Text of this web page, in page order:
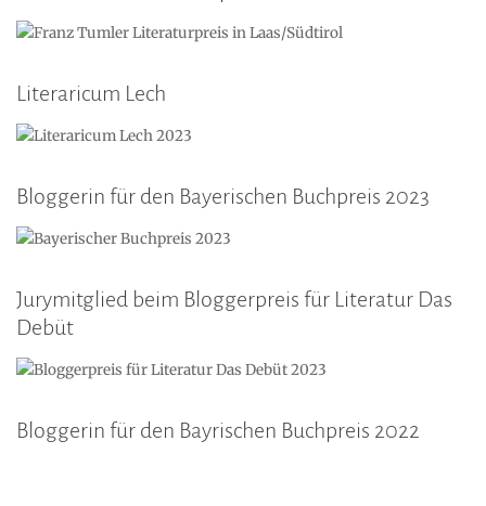
Literaricum Lech
Bloggerin für den Bayerischen Buchpreis 2023
Jurymitglied beim Bloggerpreis für Literatur Das
Debüt
Bloggerin für den Bayrischen Buchpreis 2022